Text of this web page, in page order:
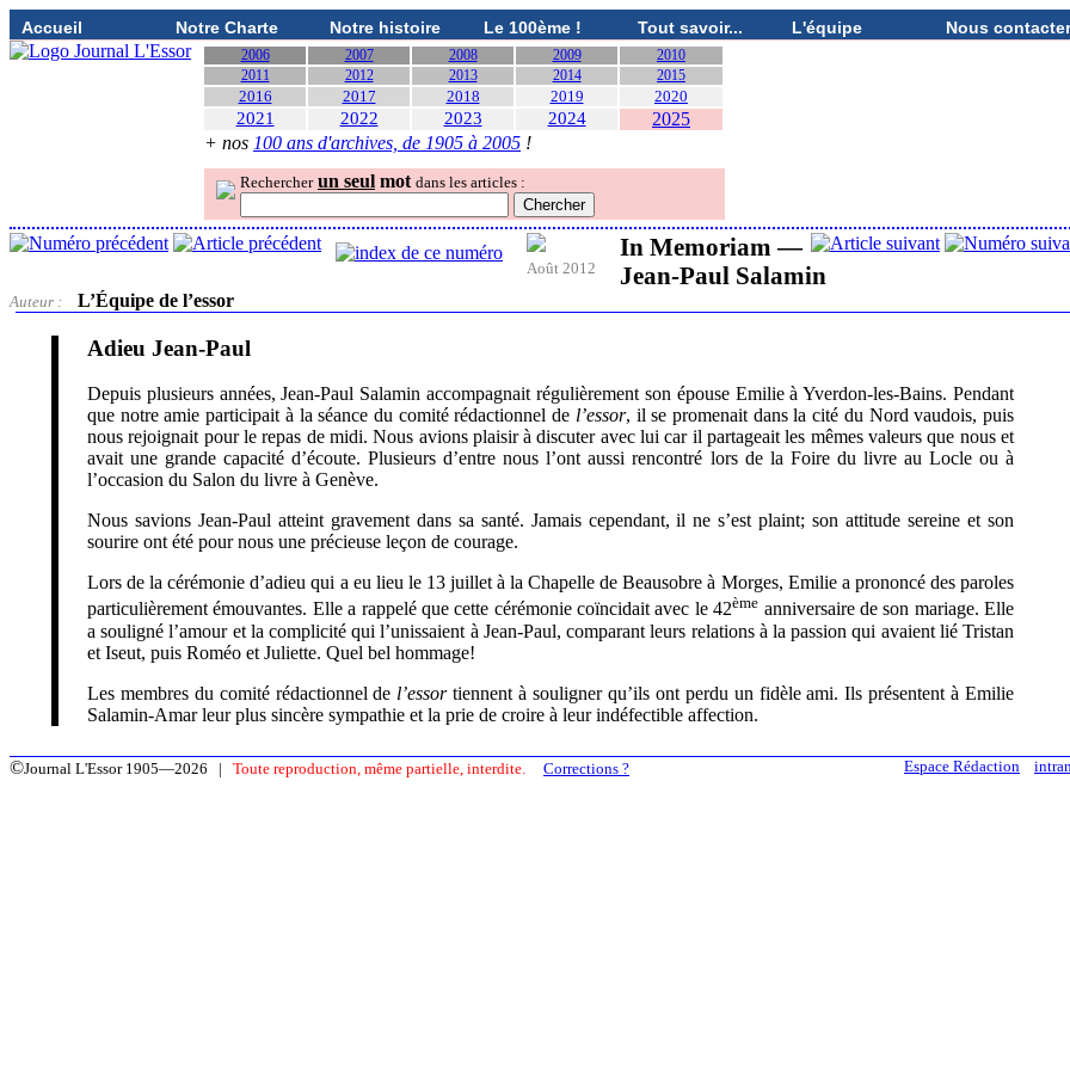
Accueil Notre Charte Notre histoire Le 100ème ! Tout savoir... L'équipe Nous contacter
2006 2007 2008 2009
2010
2011
2012 2013 2014 2015
2016 2017 2018 2019 2020
2021 2022 2023 2024
2025
+ nos 100 ans d'archives, de 1905 à 2005 !
Rechercher un seul mot dans les articles :
Août 2012
In Memoriam —
Jean-Paul Salamin
Auteur : L’Équipe de l’essor
Adieu Jean-Paul
Depuis plusieurs années, Jean-Paul Salamin accompagnait régulièrement son épouse Emilie à Yverdon-les-Bains. Pendant
que notre amie participait à la séance du comité rédactionnel de l’essor, il se promenait dans la cité du Nord vaudois, puis
nous rejoignait pour le repas de midi. Nous avions plaisir à discuter avec lui car il partageait les mêmes valeurs que nous et
avait une grande capacité d’écoute. Plusieurs d’entre nous l’ont aussi rencontré lors de la Foire du livre au Locle ou à
l’occasion du Salon du livre à Genève.
Nous savions Jean-Paul atteint gravement dans sa santé. Jamais cependant, il ne s’est plaint; son attitude sereine et son
sourire ont été pour nous une précieuse leçon de courage.
Lors de la cérémonie d’adieu qui a eu lieu le 13 juillet à la Chapelle de Beausobre à Morges, Emilie a prononcé des paroles
particulièrement émouvantes. Elle a rappelé que cette cérémonie coïncidait avec le 42ème anniversaire de son mariage. Elle
a souligné l’amour et la complicité qui l’unissaient à Jean-Paul, comparant leurs relations à la passion qui avaient lié Tristan
et Iseut, puis Roméo et Juliette. Quel bel hommage!
Les membres du comité rédactionnel de l’essortiennent à souligner qu’ils ont perdu un fidèle ami. Ils présentent à Emilie
Salamin-Amar leur plus sincère sympathie et la prie de croire à leur indéfectible affection.
Espace Rédaction
©Journal L'Essor 1905—2026 | Toute reproduction, même partielle, interdite. Corrections ?